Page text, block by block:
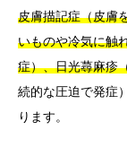
皮膚描記症（皮膚
いものや冷気に触
症）、日光蕁麻疹
続的な圧迫で発症
ります。